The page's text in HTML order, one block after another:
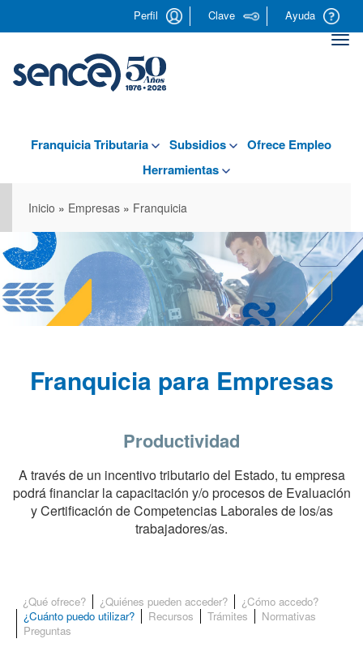
Perfil Clave Ayuda
Franquicia Tributaria Subsidios
Ofrece Empleo
Herramientas
Inicio » Empresas » Franquicia
Franquicia para Empresas
Productividad
A través de un incentivo tributario del Estado, tu empresa
podrá financiar la capacitación y/o procesos de Evaluación
y Certificación de Competencias Laborales de los/as
trabajadores/as.
¿Qué ofrece? ¿Quiénes pueden acceder?
¿Cómo accedo?
¿Cuánto puedo utilizar?
Recursos Trámites
Normativas
Preguntas